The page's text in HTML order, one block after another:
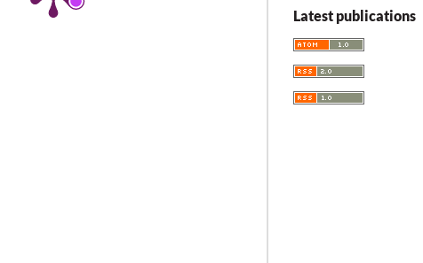
Latest publications